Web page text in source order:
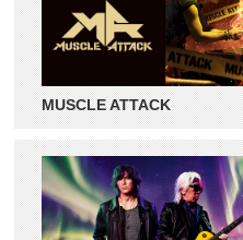
MUSCLE ATTACK